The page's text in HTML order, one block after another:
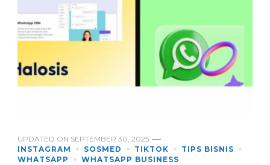
UPDATED ON SEPTEMBER 30, 2025
INSTAGRAM
SOSMED TIKTOK
TIPS BISNIS
WHATSAPP
WHATSAPP BUSINESS